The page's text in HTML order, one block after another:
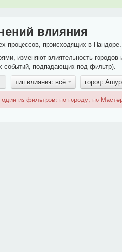
влияния
процессов, происходящих в
изменяют влиятельность
событий, подпадающих под фильтр).
тип влияния: всё
город:
из фильтров: по городу, по